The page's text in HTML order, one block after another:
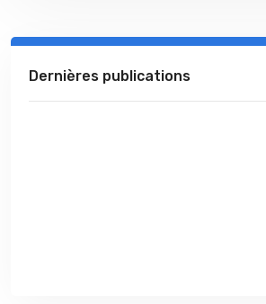
Dernières publications